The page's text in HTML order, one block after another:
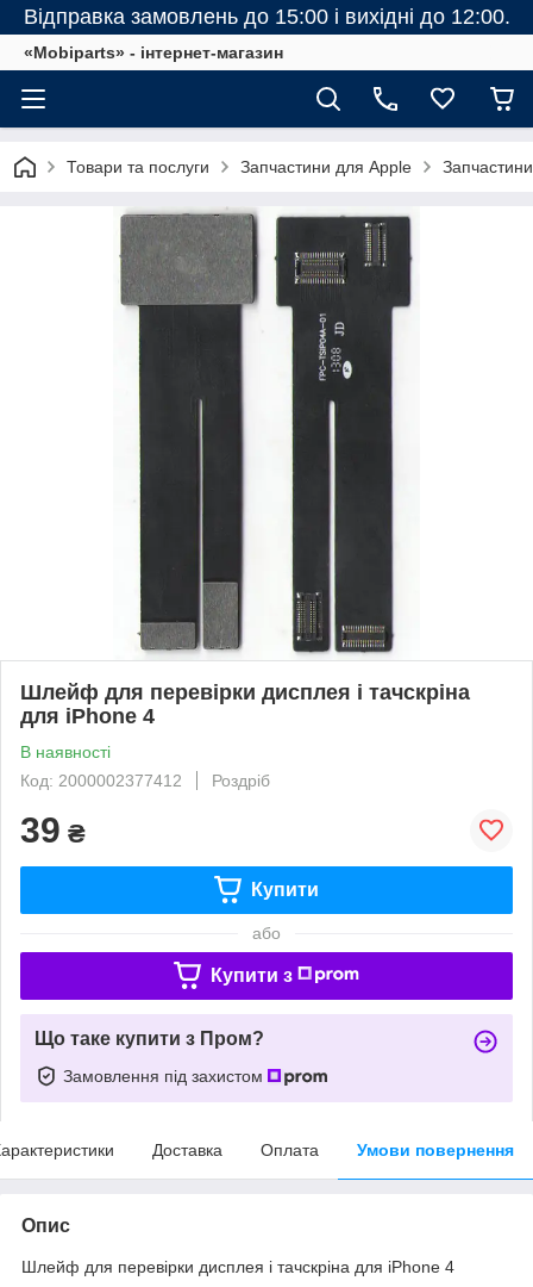
Відправка замовлень до 15:00 і вихідні до 12:00.
«Mobiparts» - інтернет-магазин
Товари та послуги Запчастини для Apple
Шлейф для перевірки дисплея і тачскріна
для iPhone 4
В наявності
Код: 2000002377412
Роздріб
39 ₴
Купити
або
Купити з
Що таке купити з Пром?
Замовлення під захистом
Доставка Оплата Умови повернення
Опис
Шлейф для перевірки дисплея і тачскріна для iPhone 4